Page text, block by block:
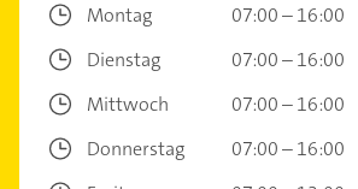
Montag
07:00 – 16:00
Dienstag
07:00 – 16:00
Mittwoch
07:00 – 16:00
Donnerstag
07:00 – 16:00